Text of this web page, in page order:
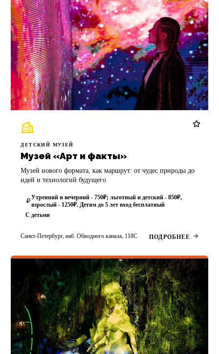
ДЕТСКИЙ МУЗЕЙ
Музей «Арт и факты»
Музей нового формата, как маршрут: от чудес природы до
идей и технологий будущего
Утренний и вечерний - 750₽; льготный и детский - 850₽,
взрослый - 1250₽. Детям до 5 лет вход бесплатный
С детьми
Санкт-Петербург, наб. Обводного канала, 118C ПОДРОБНЕЕ